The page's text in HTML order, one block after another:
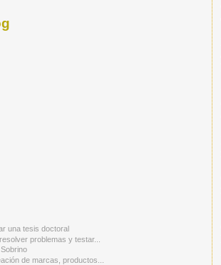
una tesis doctoral
problemas y testar...
de marcas, productos...